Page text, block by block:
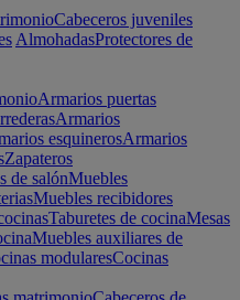
Cabeceros juveniles
AlmohadasProtectores de
Armarios puertas
Armarios
esquinerosArmarios
Zapateros
de salónMuebles
Muebles recibidores
Taburetes de cocinaMesas
Muebles auxiliares de
modularesCocinas